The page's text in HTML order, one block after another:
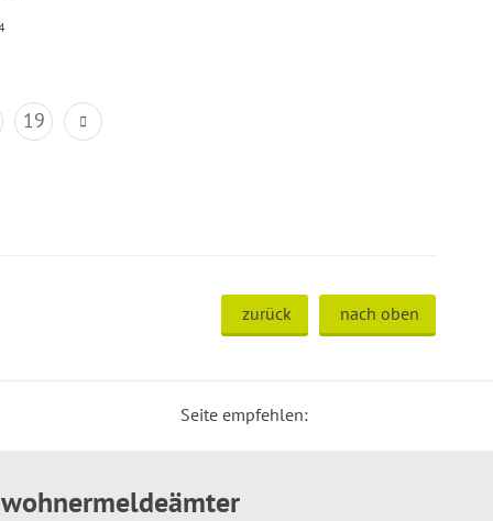
19
zurück nach oben
Seite empfehlen: